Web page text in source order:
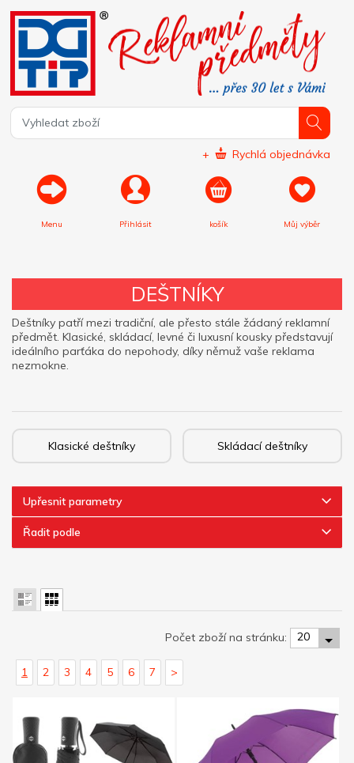
+ Rychlá objednávka
Menu Přihlásit košík Můj výběr
DEŠTNÍKY
Deštníky patří mezi tradiční, ale přesto stále žádaný reklamní
předmět. Klasické, skládací, levné či luxusní kousky představují
ideálního parťáka do nepohody, díky němuž vaše reklama
nezmokne.
Klasické deštníky Skládací deštníky
Upřesnit parametry
Řadit podle
Počet zboží na stránku: 20
1 2 3 4 5 6 7 >